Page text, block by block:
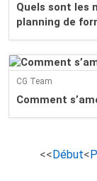
Quels sont les
planning de
CG Team
Comment
<<Début<